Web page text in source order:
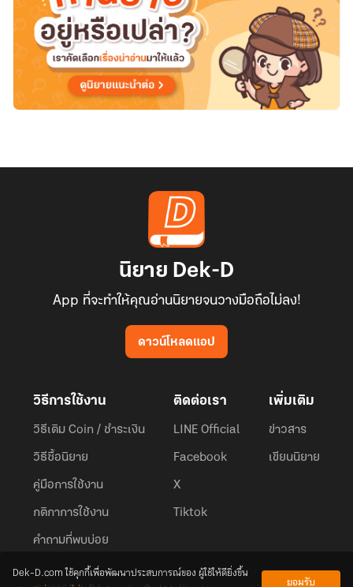
นิยาย Dek-D
App ที่จะทำให้คุณอ่านนิยายจนวางมือถือไม่ลง!
ดาวน์โหลดแอป
วิธีการใช้งาน
วิธีเติม Coin / ชำระเงิน
วิธีซื้อนิยาย
คู่มือการใช้งาน
กติกาการใช้งาน
คำถามที่พบบ่อย
ติดต่อเรา
LINE Official
Facebook
X
Tiktok
เพิ่มเติม
ข่าวสาร
เขียนนิยาย
Dek-D.com ใช้คุกกี้เพื่อพัฒนาประสบการณ์ของ ผู้ใช้ให้ดียิ่งขึ้น
ยอมรับ